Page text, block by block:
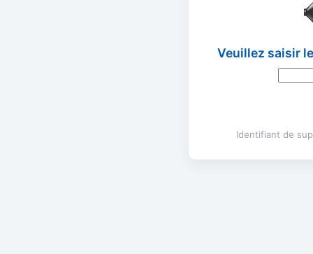
Veuillez saisir
Identifiant de